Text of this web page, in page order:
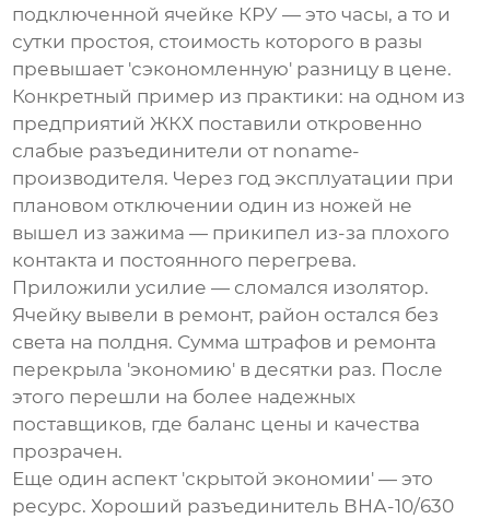
подключенной ячейке КРУ — это часы, а то и
сутки простоя, стоимость которого в разы
превышает 'сэкономленную' разницу в цене.
Конкретный пример из практики: на одном из
предприятий ЖКХ поставили откровенно
слабые разъединители от noname-
производителя. Через год эксплуатации при
плановом отключении один из ножей не
вышел из зажима — прикипел из-за плохого
контакта и постоянного перегрева.
Приложили усилие — сломался изолятор.
Ячейку вывели в ремонт, район остался без
света на полдня. Сумма штрафов и ремонта
перекрыла 'экономию' в десятки раз. После
этого перешли на более надежных
поставщиков, где баланс цены и качества
прозрачен.
Еще один аспект 'скрытой экономии' — это
ресурс. Хороший разъединитель ВНА-10/630